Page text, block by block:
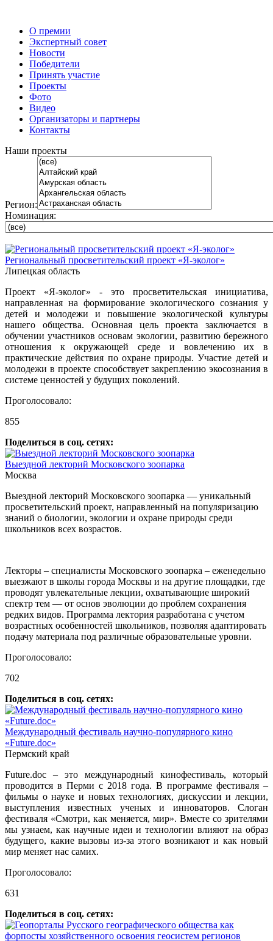
О премии
Экспертный совет
Новости
Победители
Принять участие
Проекты
Фото
Видео
Организаторы и партнеры
Контакты
Наши проекты
Регион:
Номинация:
Региональный просветительский проект «Я-эколог»
Липецкая область
Проект «Я-эколог» - это просветительская инициатива,
направленная на формирование экологического сознания у
детей и молодежи и повышение экологической культуры
нашего общества. Основная цель проекта заключается в
обучении участников основам экологии, развитию бережного
отношения к окружающей среде и вовлечению их в
практические действия по охране природы. Участие детей и
молодежи в проекте способствует закреплению экосознания в
системе ценностей у будущих поколений.
Проголосовало:
855
Поделиться в соц. сетях:
Выездной лекторий Московского зоопарка
Москва
Выездной лекторий Московского зоопарка — уникальный
просветительский проект, направленный на популяризацию
знаний о биологии, экологии и охране природы среди
школьников всех возрастов.
Лекторы – специалисты Московского зоопарка – еженедельно
выезжают в школы города Москвы и на другие площадки, где
проводят увлекательные лекции, охватывающие широкий
спектр тем — от основ эволюции до проблем сохранения
редких видов. Программа лектория разработана с учетом
возрастных особенностей школьников, позволяя адаптировать
подачу материала под различные образовательные уровни.
Проголосовало:
702
Поделиться в соц. сетях:
Международный фестиваль научно-популярного кино
«Future.doc»
Пермский край
Future.doc – это международный кинофестиваль, который
проводится в Перми с 2018 года. В программе фестиваля –
фильмы о науке и новых технологиях, дискуссии и лекции,
выступления известных ученых и инноваторов. Слоган
фестиваля «Смотри, как меняется, мир». Вместе со зрителями
мы узнаем, как научные идеи и технологии влияют на образ
будущего, какие вызовы из-за этого возникают и как новый
мир меняет нас самих.
Проголосовало:
631
Поделиться в соц. сетях: